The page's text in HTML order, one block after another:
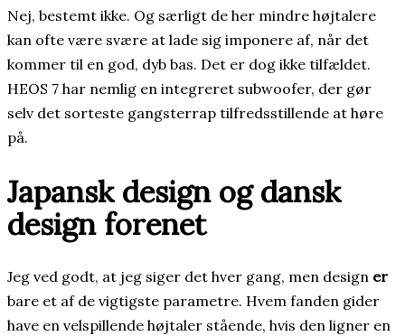
Nej, bestemt ikke. Og særligt de her mindre højtalere
kan ofte være svære at lade sig imponere af, når det
kommer til en god, dyb bas. Det er dog ikke tilfældet.
HEOS 7 har nemlig en integreret subwoofer, der gør
selv det sorteste gangsterrap tilfredsstillende at høre
på.
Japansk design og dansk
design forenet
Jeg ved godt, at jeg siger det hver gang, men design er
bare et af de vigtigste parametre. Hvem fanden gider
have en velspillende højtaler stående, hvis den ligner en